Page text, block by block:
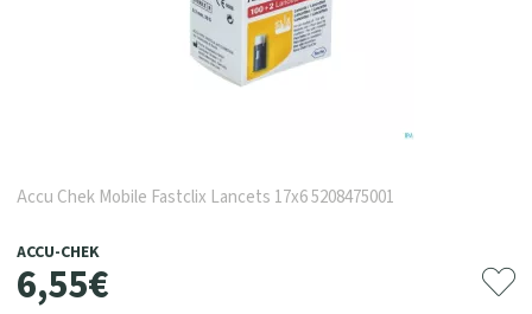
Accu Chek Mobile Fastclix Lancets 17x6 5208475001
ACCU-CHEK
6,55€